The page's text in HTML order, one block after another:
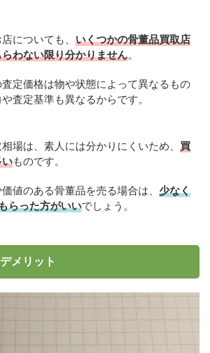
についても、 いくつかの骨董品買取店
わない限り分かりません。
定価格は物や状態によって異なるもの
査定基準も異なるからです。
場は、素人には分かりにくいため、 買
ものです。
値のある骨董品を売る場合は、 少なく
らった方がいいでしょう。
メリット